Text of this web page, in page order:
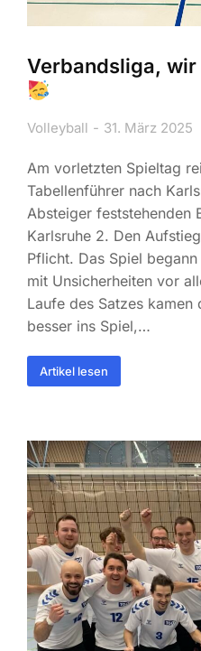
Verbandsliga, wir
Volleyball 31. März 2025
Am vorletzten Spieltag
Tabellenführer nach
Absteiger feststehenden
Karlsruhe 2. Den
Pflicht. Das Spiel
mit Unsicherheiten vor
Laufe des Satzes kamen
besser ins Spiel,…
Artikel lesen